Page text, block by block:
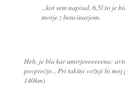
...kot sem napisal, 6,5l to je
morje z bencinarjom.
Heh, je bla kar umirjeeeeeeena:
povprečje... Pri takšni vožnji bi
140km)